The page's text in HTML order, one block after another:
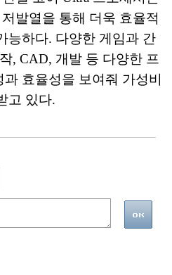
발열을 통해 더욱 효율적
능하다. 다양한 게임과 간
, CAD, 개발 등 다양한 프
효율성을 보여줘 가성비
고 있다.